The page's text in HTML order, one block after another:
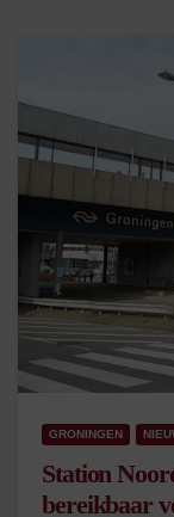
GRONINGEN
Station
bereikbaar